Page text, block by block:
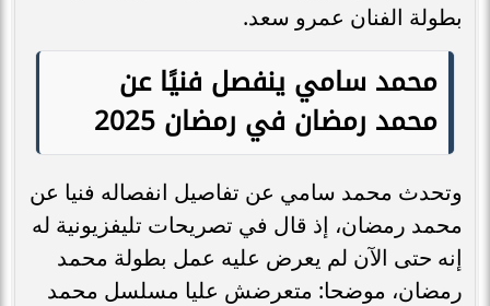
بطولة الفنان عمرو سعد.
محمد سامي ينفصل فنيًا عن
محمد رمضان في رمضان 2025
وتحدث محمد سامي عن تفاصيل انفصاله فنيا عن
محمد رمضان، إذ قال في تصريحات تليفزيونية له
إنه حتى الآن لم يعرض عليه عمل بطولة محمد
رمضان، موضحا: متعرضش عليا مسلسل محمد